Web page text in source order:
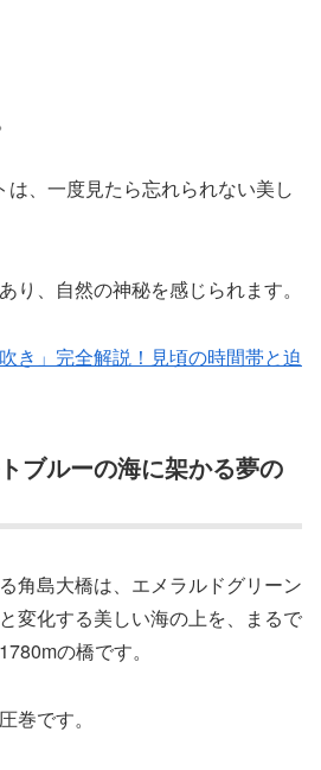
は、一度見たら忘れられない美し
り、自然の神秘を感じられます。
き」完全解説！見頃の時間帯と迫
ブルーの海に架かる夢の
角島大橋は、エメラルドグリーン
変化する美しい海の上を、まるで
の橋です。
巻です。